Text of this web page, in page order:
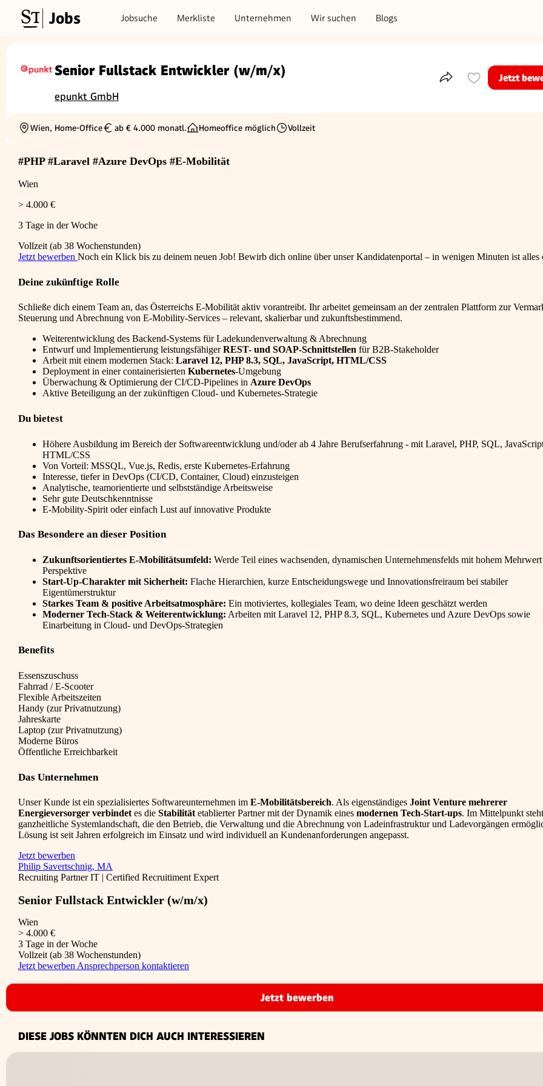
Jobs Jobsuche Merkliste Unternehmen Wir suchen Blogs
Senior Fullstack Entwickler (w/m/x)
epunkt GmbH
Teile dieses Inserat
Jetzt
Ortschaft
Wien, Home-Office
Gehalt
ab € 4.000 monatl. Homeoffice möglich
Beschäftigungsart
Vollzeit
#PHP #Laravel #Azure DevOps #E-Mobilität
Wien
> 4.000 €
3 Tage in der Woche
Vollzeit (ab 38 Wochenstunden)
Jetzt bewerben Noch ein Klick bis zu deinem neuen Job! Bewirb dich online über unser Kandidatenportal – in wenigen Minuten ist alles
Deine zukünftige Rolle
Schließe dich einem Team an, das Österreichs E-Mobilität aktiv vorantreibt. Ihr arbeitet gemeinsam an der zentralen Plattform zur
Steuerung und Abrechnung von E-Mobility-Services – relevant, skalierbar und zukunftsbestimmend.
Weiterentwicklung des Backend-Systems für Ladekundenverwaltung & Abrechnung
Entwurf und Implementierung leistungsfähigerREST- und SOAP-Schnittstellen für B2B-Stakeholder
Arbeit mit einem modernen Stack: Laravel 12, PHP 8.3, SQL, JavaScript, HTML/CSS
Deployment in einer containerisierten Kubernetes-Umgebung
Überwachung & Optimierung der CI/CD-Pipelines in Azure DevOps
Aktive Beteiligung an der zukünftigen Cloud- und Kubernetes-Strategie
Du bietest
Höhere Ausbildung im Bereich der Softwareentwicklung und/oder ab 4 Jahre Berufserfahrung - mit Laravel, PHP, SQL,
HTML/CSS
Von Vorteil: MSSQL, Vue.js, Redis, erste Kubernetes-Erfahrung
Interesse, tiefer in DevOps (CI/CD, Container, Cloud) einzusteigen
Analytische, teamorientierte und selbstständige Arbeitsweise
Sehr gute Deutschkenntnisse
E-Mobility-Spirit oder einfach Lust auf innovative Produkte
Das Besondere an dieser Position
Zukunftsorientiertes E-Mobilitätsumfeld: Werde Teil eines wachsenden, dynamischen Unternehmensfelds mit hohem
Perspektive
Start-Up-Charakter mit Sicherheit: Flache Hierarchien, kurze Entscheidungswege und Innovationsfreiraum bei stabiler
Eigentümerstruktur
Starkes Team & positive Arbeitsatmosphäre: Ein motiviertes, kollegiales Team, wo deine Ideen geschätzt werden
Moderner Tech-Stack & Weiterentwicklung: Arbeiten mit Laravel 12, PHP 8.3, SQL, Kubernetes und Azure DevOps sowie
Einarbeitung in Cloud- und DevOps-Strategien
Benefits
Essenszuschuss
Fahrrad / E-Scooter
Flexible Arbeitszeiten
Handy (zur Privatnutzung)
Jahreskarte
Laptop (zur Privatnutzung)
Moderne Büros
Öffentliche Erreichbarkeit
Das Unternehmen
Unser Kunde ist ein spezialisiertes Softwareunternehmen im E-Mobilitätsbereich. Als eigenständiges Joint Venture mehrerer
Energieversorger verbindet es die Stabilität etablierter Partner mit der Dynamik eines modernen Tech-Start-ups. Im Mittelpunkt
ganzheitliche Systemlandschaft, die den Betrieb, die Verwaltung und die Abrechnung von Ladeinfrastruktur und Ladevorgängen
Lösung ist seit Jahren erfolgreich im Einsatz und wird individuell an Kundenanforderungen angepasst.
Jetzt bewerben
Philip Savertschnig, MA
Recruiting Partner IT | Certified Recruitiment Expert
Senior Fullstack Entwickler (w/m/x)
Wien
> 4.000 €
3 Tage in der Woche
Vollzeit (ab 38 Wochenstunden)
Jetzt bewerbenAnsprechperson kontaktieren
Jetzt bewerben
DIESE JOBS KÖNNTEN DICH AUCH INTERESSIEREN